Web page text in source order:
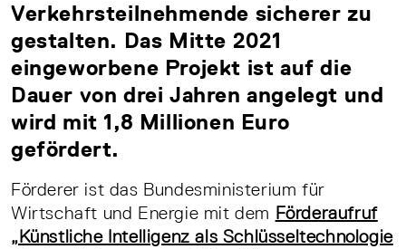
Verkehrsteilnehmende sicherer zu
gestalten. Das Mitte 2021
eingeworbene Projekt ist auf die
Dauer von drei Jahren angelegt und
wird mit 1,8 Millionen Euro
gefördert.
Förderer ist das Bundesministerium für
Wirtschaft und Energie mit dem Förderaufruf
„Künstliche Intelligenz als Schlüsseltechnologie